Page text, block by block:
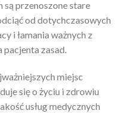
przenoszone stare
od dotychczasowych
i łamania ważnych z
zasad.
miejsc
się o życiu i zdrowiu
usług medycznych